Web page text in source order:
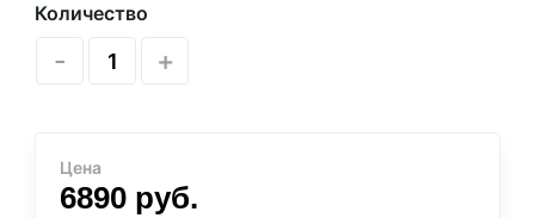
Количество
- +
Цена
6890 руб.